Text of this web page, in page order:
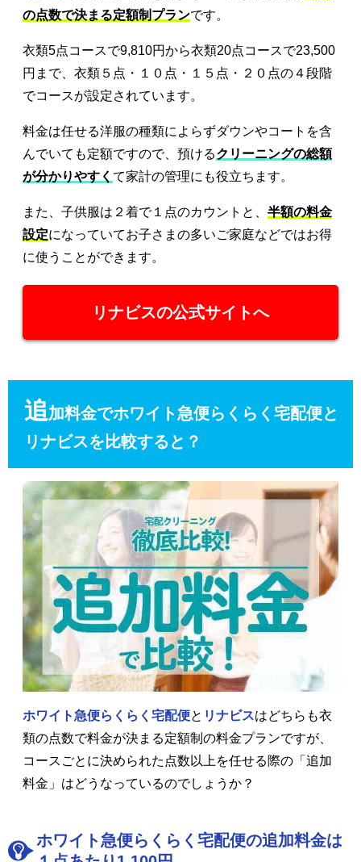
の点数で決まる定額制プランです。
衣類5点コースで9,810円から衣類20点コースで23,500
円まで、衣類５点・１０点・１５点・２０点の４段階
でコースが設定されています。
料金は任せる洋服の種類によらずダウンやコートを含
んでいても定額ですので、預けるクリーニングの総額
が分かりやすく て家計の管理にも役立ちます。
また、子供服は２着で１点のカウントと、 半額の料金
設定になっていてお子さまの多いご家庭などではお得
に使うことができます。
リナビスの公式サイトへ
追加料金でホワイト急便らくらく宅配便と
リナビスを比較すると？
ホワイト急便らくらく宅配便と リナビスはどちらも衣
類の点数で料金が決まる定額制の料金プランですが、
コースごとに決められた点数以上を任せる際の「追加
料金」はどうなっているのでしょうか？
ホワイト急便らくらく宅配便の追加料金は